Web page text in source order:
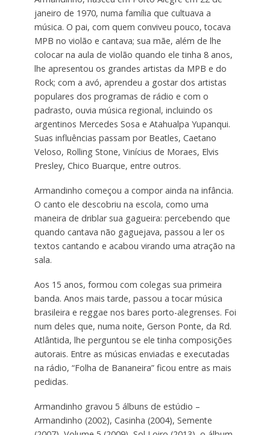
janeiro de 1970, numa família que cultuava a
música. O pai, com quem conviveu pouco, tocava
MPB no violão e cantava; sua mãe, além de lhe
colocar na aula de violão quando ele tinha 8 anos,
lhe apresentou os grandes artistas da MPB e do
Rock; com a avó, aprendeu a gostar dos artistas
populares dos programas de rádio e com o
padrasto, ouvia música regional, incluindo os
argentinos Mercedes Sosa e Atahualpa Yupanqui.
Suas influências passam por Beatles, Caetano
Veloso, Rolling Stone, Vinícius de Moraes, Elvis
Presley, Chico Buarque, entre outros.
Armandinho começou a compor ainda na infância.
O canto ele descobriu na escola, como uma
maneira de driblar sua gagueira: percebendo que
quando cantava não gaguejava, passou a ler os
textos cantando e acabou virando uma atração na
sala.
Aos 15 anos, formou com colegas sua primeira
banda. Anos mais tarde, passou a tocar música
brasileira e reggae nos bares porto-alegrenses. Foi
num deles que, numa noite, Gerson Ponte, da Rd.
Atlântida, lhe perguntou se ele tinha composições
autorais. Entre as músicas enviadas e executadas
na rádio, “Folha de Bananeira” ficou entre as mais
pedidas.
Armandinho gravou 5 álbuns de estúdio –
Armandinho (2002), Casinha (2004), Semente